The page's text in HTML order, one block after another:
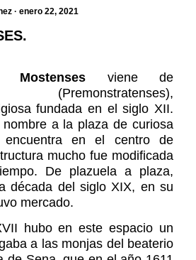
enero 22, 2021
Mostenses viene de
(Premonstratenses),
fundada en el siglo XII.
a la plaza de curiosa
en el centro de
mucho fue modificada
De plazuela a plaza,
década del siglo XIX, en su
mercado.
hubo en este espacio un
a las monjas del beaterio